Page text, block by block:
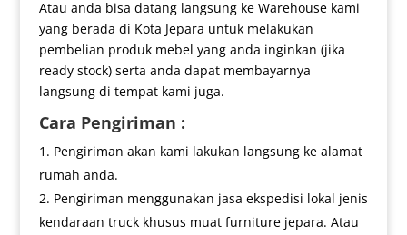
Atau anda bisa datang langsung ke Warehouse kami
yang berada di Kota Jepara untuk melakukan
pembelian produk mebel yang anda inginkan (jika
ready stock) serta anda dapat membayarnya
langsung di tempat kami juga.
Cara Pengiriman :
Pengiriman akan kami lakukan langsung ke alamat
rumah anda.
Pengiriman menggunakan jasa ekspedisi lokal jenis
kendaraan truck khusus muat furniture jepara. Atau